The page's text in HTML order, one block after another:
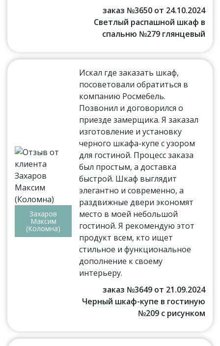
заказ №3650 от 24.10.2024
Светлый распашной шкаф в
спальню №279 глянцевый
Захаров
Максим
(Коломна)
Искал где заказать шкаф,
посоветовали обратиться в
компанию Росмебель.
Позвонил и договорился о
приезде замерщика. Я заказал
изготовление и установку
черного шкафа-купе с узором
для гостиной. Процесс заказа
был простым, а доставка
быстрой. Шкаф выглядит
элегантно и современно, а
раздвижные двери экономят
место в моей небольшой
гостиной. Я рекомендую этот
продукт всем, кто ищет
стильное и функциональное
дополнение к своему
интерьеру.
заказ №3649 от 21.09.2024
Черный шкаф-купе в гостиную
№209 с рисунком